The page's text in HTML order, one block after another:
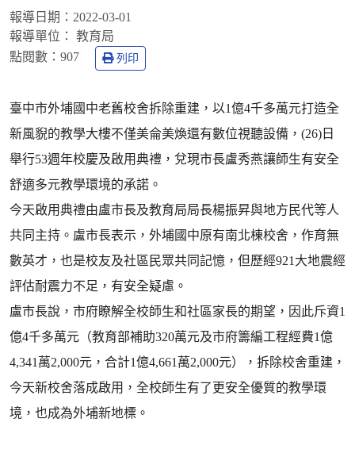
報導日期： 2022-03-01
報導單位：
教育局
點閱數： 907 列印
臺中市外埔國中老舊校舍拆除重建，以1億4千多萬元打造全
新風貎的教學大樓不僅美侖美煥還有數位視聽設備，(26)日
舉行53週年校慶及啟用典禮，兌現市長盧秀燕讓師生有安全
舒適多元教學環境的承諾。
今天啟用典禮由盧市長及教育局局長楊振昇與地方民代等人
共同主持。盧市長表示，外埔國中原有南北棟校舍，作育無
數英才，也是校友及社區民眾共同記憶，但歷經921大地震經
評估耐震力不足，有安全疑慮。
盧市長說，市府瞭解全校師生和社區家長的期望，因此斥資1
億4千多萬元（教育部補助320萬元及市府籌編工程經費1億
4,341萬2,000元，合計1億4,661萬2,000元），拆除校舍重建，
今天新校舍落成啟用，全校師生有了更安全優質的教學環
境，也成為外埔新地標。